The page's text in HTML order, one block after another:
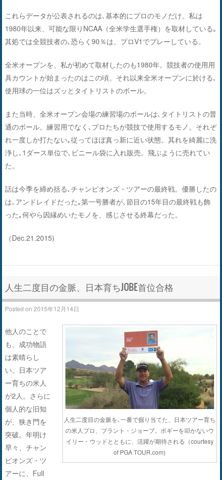
これらデータが公表されるのは､基本的にプロのモノだけ。私は
1980年以来、可能な限りNCAA（全米学生選手権）を取材している｡
其処では全競技者の､恐らく90％は、プロV1でプレーしている。
全米オープンを、私が初めて取材したのも1980年。競技者の使用用
具カウントが始まったのはこの頃。それ以来全米オープンに於ける､
使用球の一位はズッとタイトリストのボール。
また当時、全米オープン会場の練習場のボールは､タイトリストの普
通のボール。練習用でなく､プロたちが競技で使用するモノ。それぞ
れ一度しか打たない｡従ってほぼ真っ新に近い状態。其れを綺麗に洗
浄し､1ダース単位で､ビニール袋に入れ販売。飛ぶように売れてい
た。
話は今季を締め括る､チャンピオンズ・ツアーの最終戦。優勝したの
は､アンドレイドだった｡第一号勝者が､節目の15年目の最終戦も飾
った｡何やら因縁めいたモノを、感じさせる終幕だった。
（Dec.21.2015)
人生二度目の金脈、日本育ちJOBE首位合格
Posted on2015年12月14日
人生二度目の金脈を､一番で掘り当てた、日本ツアー育ち
の米人プロ、ブラント・ジョーブ。ボギーを叩かないウ
イリー・ウッドとともに、活躍が期待される（courtesy
of PGA TOUR.com)
他人のことで
も、成功物語
は素晴らし
い。日本ツア
ー育ちの米人
が2人。さらに
個人的な旧知
が、狭き門を
突破。年明け
早々、チャン
ピオンズ・ツ
アーに、Full